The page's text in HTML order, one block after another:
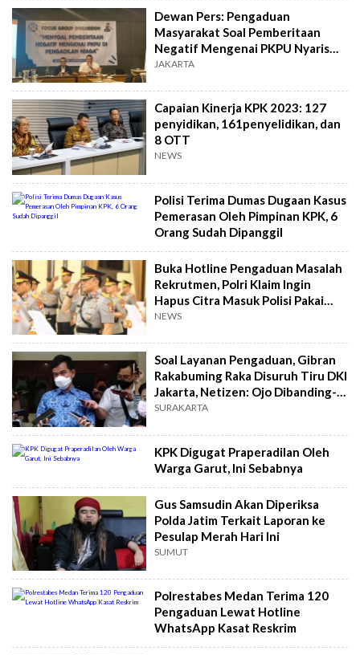
Dewan Pers: Pengaduan
Masyarakat Soal Pemberitaan
Negatif Mengenai PKPU Nyaris
Tidak Ada
JAKARTA
Capaian Kinerja KPK 2023: 127
penyidikan, 161penyelidikan, dan
8 OTT
NEWS
Polisi Terima Dumas Dugaan Kasus
Pemerasan Oleh Pimpinan KPK, 6
Orang Sudah Dipanggil
Buka Hotline Pengaduan Masalah
Rekrutmen, Polri Klaim Ingin
Hapus Citra Masuk Polisi Pakai
Uang Ratusan Juta
NEWS
Soal Layanan Pengaduan, Gibran
Rakabuming Raka Disuruh Tiru DKI
Jakarta, Netizen: Ojo Dibanding-
bandingke
SURAKARTA
KPK Digugat Praperadilan Oleh
Warga Garut, Ini Sebabnya
Gus Samsudin Akan Diperiksa
Polda Jatim Terkait Laporan ke
Pesulap Merah Hari Ini
SUMUT
Polrestabes Medan Terima 120
Pengaduan Lewat Hotline
WhatsApp Kasat Reskrim